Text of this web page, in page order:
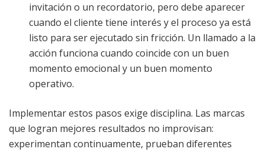
invitación o un recordatorio, pero debe aparecer
cuando el cliente tiene interés y el proceso ya está
listo para ser ejecutado sin fricción. Un llamado a la
acción funciona cuando coincide con un buen
momento emocional y un buen momento
operativo.
Implementar estos pasos exige disciplina. Las marcas
que logran mejores resultados no improvisan:
experimentan continuamente, prueban diferentes